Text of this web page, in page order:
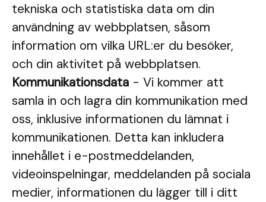
tekniska och statistiska data om din
användning av webbplatsen, såsom
information om vilka URL:er du besöker,
och din aktivitet på webbplatsen.
Kommunikationsdata - Vi kommer att
samla in och lagra din kommunikation med
oss, inklusive informationen du lämnat i
kommunikationen. Detta kan inkludera
innehållet i e-postmeddelanden,
videoinspelningar, meddelanden på sociala
medier, informationen du lägger till i ditt